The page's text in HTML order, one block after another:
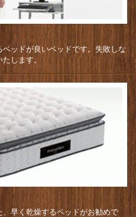
ッドが良いベッドです。失敗しな
たします。
早く乾燥するベッドがお勧めで